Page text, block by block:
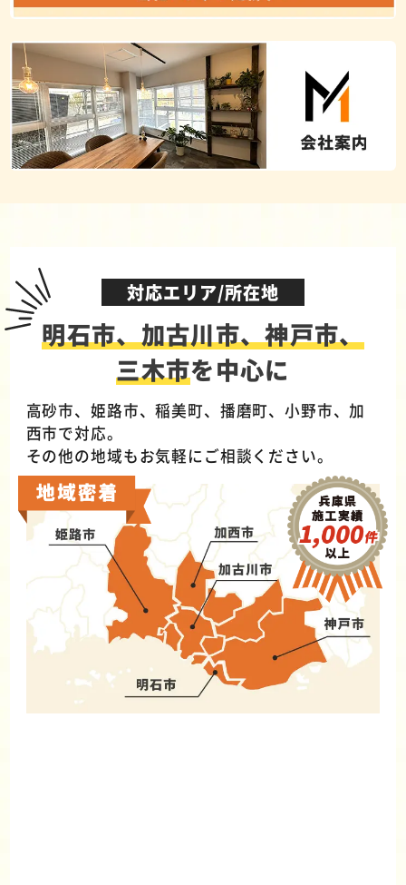
対応エリア/所在地
明石市、加古川市、神戸市、
三木市を中心に
高砂市、姫路市、稲美町、播磨町、小野市、加
西市で対応。
その他の地域もお気軽にご相談ください。